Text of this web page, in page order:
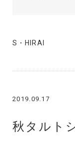
S・HIRAI
2019.09.17
秋タルト